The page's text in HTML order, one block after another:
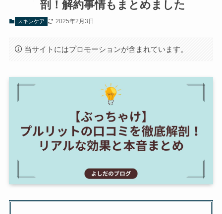
剖！解約事情もまとめました
スキンケア 2025年2月3日
当サイトにはプロモーションが含まれています。